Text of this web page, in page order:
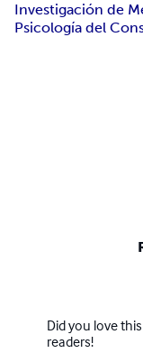
Investigación de
Psicología del
Did you love
readers!